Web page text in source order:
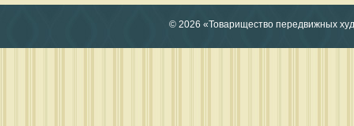
© 2026 «Товарищество передвижных